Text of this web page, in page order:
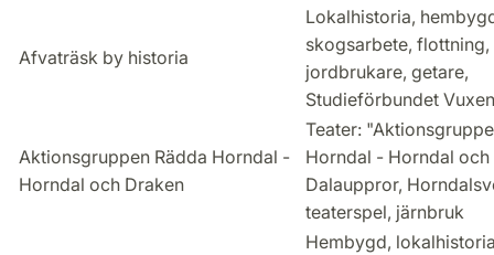
Afvaträsk by historia
Lokalhistoria,
skogsarbete, flottning,
jordbrukare, getare,
Studieförbundet
Aktionsgruppen Rädda Horndal -
Horndal och Draken
Teater:
Horndal - Horndal och
Dalauppror,
teaterspel, järnbruk
Hembygd,